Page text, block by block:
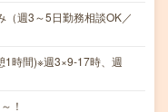
週3～5日勤務相談OK／
時間)※週3×9-17時、週
！